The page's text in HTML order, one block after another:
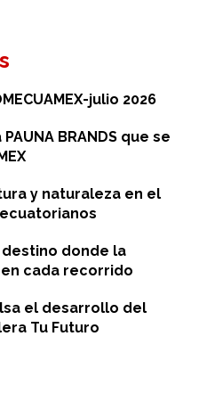
julio 2026
BRANDS que se
y naturaleza en el
destino donde la
cada recorrido
el desarrollo del
Tu Futuro